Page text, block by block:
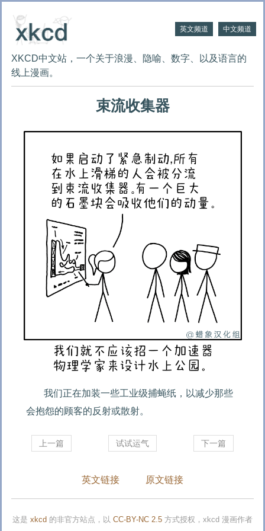
英文频道 中文频道
XKCD中文站，一个关于浪漫、隐喻、数字、以及语言的
线上漫画。
束流收集器
我们正在加装一些工业级捕蝇纸，以减少那些
会抱怨的顾客的反射或散射。
上一篇 下一篇
试试运气
英文链接 原文链接
这是 xkcd 的非官方站点，以 CC-BY-NC 2.5 方式授权，xkcd 漫画作者